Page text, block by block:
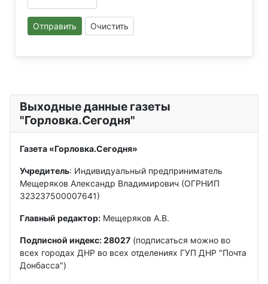
Отправить Очистить
Выходные данные газеты
"Горловка.Сегодня"
Газета «Горловка.Сегодня»
Учредитель: Индивидуальный предприниматель
Мещеряков Александр Владимирович (ОГРНИП
323237500007641)
Главный редактор: Мещеряков А.В.
Подписной индекс: 28027 (подписаться можно во
всех городах ДНР во всех отделениях ГУП ДНР "Почта
Донбасса")